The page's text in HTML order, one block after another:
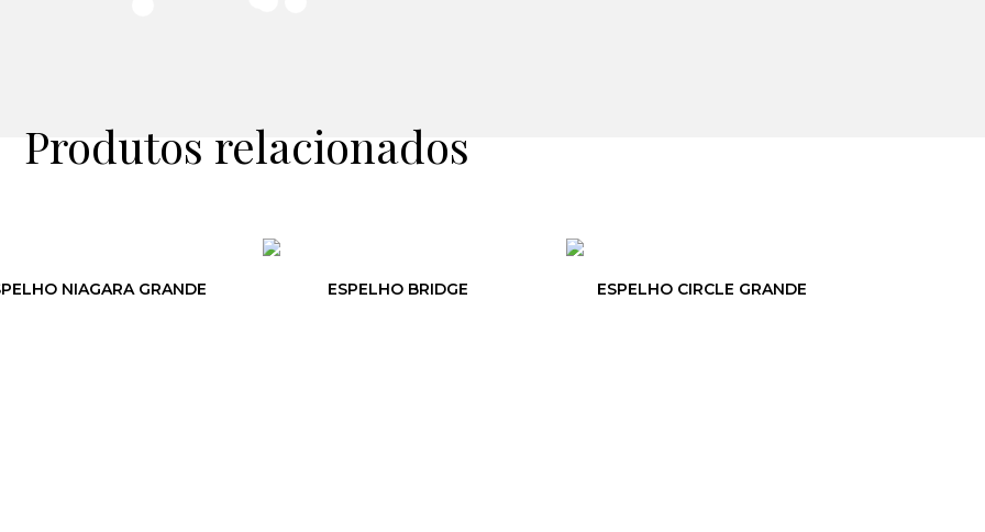
Produtos relacionados
NIAGARA GRANDE ESPELHO BRIDGE ESPELHO CIRCLE GRANDE